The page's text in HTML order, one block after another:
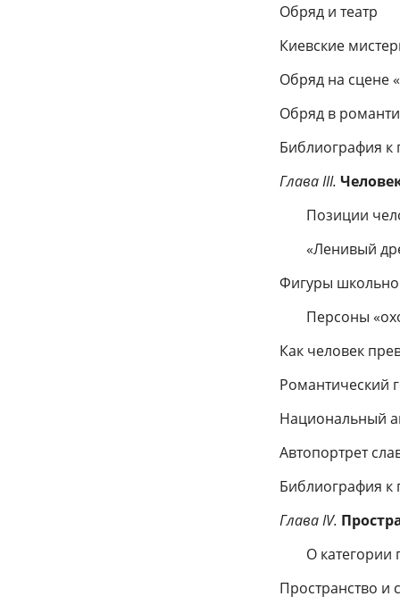
Обряд и театр
Киевские
Обряд на сцене
Обряд в
Библиография к
Глава III.
Позиции
«Ленивый
Фигуры
Персоны
Как человек
Романтический
Национальный
Автопортрет
Библиография к
Глава IV.
О категории
Пространство и